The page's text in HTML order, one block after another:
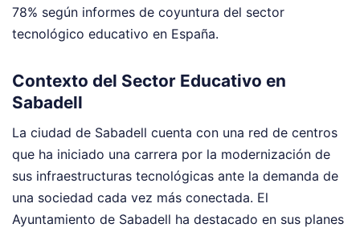
78% según informes de coyuntura del sector
tecnológico educativo en España.
Contexto del Sector Educativo en
Sabadell
La ciudad de Sabadell cuenta con una red de centros
que ha iniciado una carrera por la modernización de
sus infraestructuras tecnológicas ante la demanda de
una sociedad cada vez más conectada. El
Ayuntamiento de Sabadell ha destacado en sus planes